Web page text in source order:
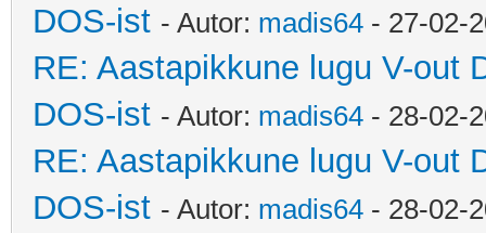
DOS-ist - Autor: madis64 - 27-02-
RE: Aastapikkune lugu V-out
DOS-ist - Autor: madis64 - 28-02-
RE: Aastapikkune lugu V-out
DOS-ist - Autor: madis64 - 28-02-